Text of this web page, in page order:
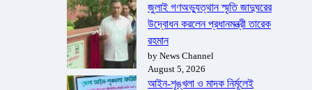
জুলাই গণঅভ্যুত্থান স্মৃতি জাদুঘরের
উদ্বোধন করলেন প্রধানমন্ত্রী তারেক
রহমান
by News Channel
August 5, 2026
আইন-শৃঙ্খলা ও মাদক নির্মূলেই